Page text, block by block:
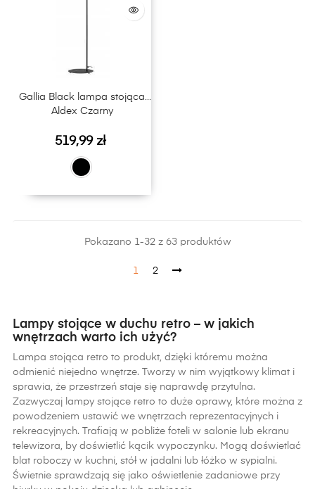
Gallia Black lampa stojąca
Aldex Czarny
Cena
519,99 zł
Pokazano 1-32 z 63 produktów
1 2
Lampy stojące w duchu retro – w jakich
wnętrzach warto ich użyć?
Lampa stojąca retro to produkt, dzięki któremu można
odmienić niejedno wnętrze. Tworzy w nim wyjątkowy klimat i
sprawia, że przestrzeń staje się naprawdę przytulna.
Zazwyczaj lampy stojące retro to duże oprawy, które można z
powodzeniem ustawić we wnętrzach reprezentacyjnych i
rekreacyjnych. Trafiają w pobliże foteli w salonie lub ekranu
telewizora, by doświetlić kącik wypoczynku. Mogą doświetlać
blat roboczy w kuchni, stół w jadalni lub łóżko w sypialni.
Świetnie sprawdzają się jako oświetlenie zadaniowe przy